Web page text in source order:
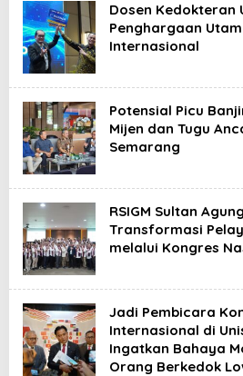
Dosen Kedokteran
Penghargaan
Internasional
Potensial Picu
Mijen dan Tugu
Semarang
RSIGM Sultan
Transformasi
melalui Kongres
Jadi Pembicara
Internasional di
Ingatkan Bahaya
Orang Berkedok